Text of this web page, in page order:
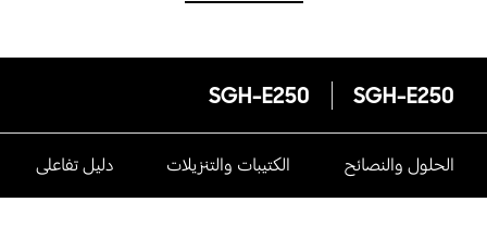
SGH-E250
SGH-E250
الحلول والنصائح الكتيبات والتنزيلات دليل تفاعلى